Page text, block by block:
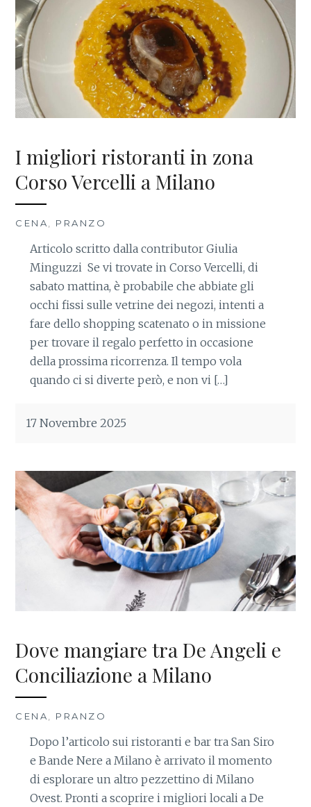
I migliori ristoranti in zona
Corso Vercelli a Milano
CENA PRANZO
Articolo scritto dalla contributor Giulia
Minguzzi Se vi trovate in Corso Vercelli, di
sabato mattina, è probabile che abbiate gli
occhi fissi sulle vetrine dei negozi, intenti a
fare dello shopping scatenato o in missione
per trovare il regalo perfetto in occasione
della prossima ricorrenza. Il tempo vola
quando ci si diverte però, e non vi […]
17 Novembre 2025
Dove mangiare tra De Angeli e
Conciliazione a Milano
CENA PRANZO
Dopo l’articolo sui ristoranti e bar tra San Siro
e Bande Nere a Milano è arrivato il momento
di esplorare un altro pezzettino di Milano
Ovest. Pronti a scoprire i migliori locali a De